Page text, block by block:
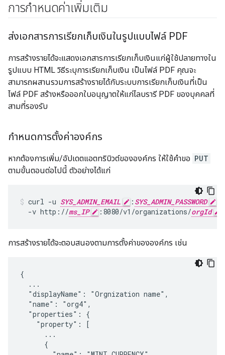
การกำหนดค่าเพิ่มเติม
ส่งเอกสารการเรียกเก็บเงินในรูปแบบไฟล์ PDF
การสร้างรายได้จะแสดงเอกสารการเรียกเก็บเงินแก่ผู้ใช้ปลายทางใน
รูปแบบ HTML วิธีระบุการเรียกเก็บเงิน เป็นไฟล์ PDF คุณจะ
สามารถผสานรวมการสร้างรายได้กับระบบการเรียกเก็บเงินที่เป็น
ไฟล์ PDF สร้างหรือออกใบอนุญาตให้แก่ไลบรารี PDF ของบุคคลที่
สามที่รองรับ
กำหนดการตั้งค่าองค์กร
หากต้องการเพิ่ม/อัปเดตแอตทริบิวต์ขององค์กร ให้ใช้คำขอ PUT
ตามขั้นตอนต่อไปนี้ ตัวอย่างได้แก่
curl -u SYS_ADMIN_EMAIL : SYS_ADMIN_PASSWORD
\
  -v http://
ms_IP :8080/v1/organizations/orgId
การสร้างรายได้จะตอบสนองตามการตั้งค่าขององค์กร เช่น
{
  ...
  "displayName": "Orgnization name",
  "name": "org4",
  "properties": {
    "property": [
      ...
      {